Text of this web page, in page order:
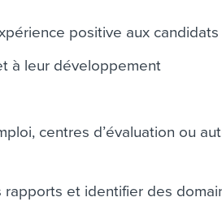
positive aux candidats
à leur développement
centres d’évaluation ou
et identifier des